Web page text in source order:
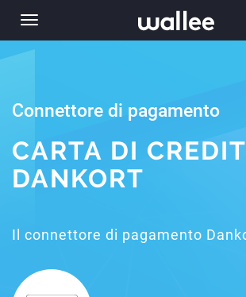
Toggle
navigation
Connettore di pagamento
CARTA DI
DANKORT
Il connettore di pagamento